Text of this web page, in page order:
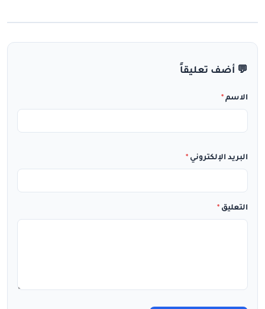
💬 أضف تعليقاً
الاسم *
البريد الإلكتروني *
التعليق *